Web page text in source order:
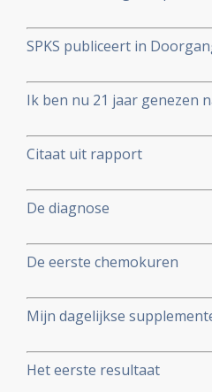
SPKS publiceert in
Ik ben nu 21 jaar genezen
Citaat uit rapport
De diagnose
De eerste chemokuren
Mijn dagelijkse
Het eerste resultaat